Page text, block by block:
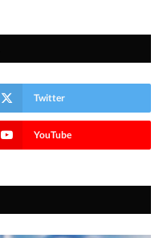
Twitter
YouTube